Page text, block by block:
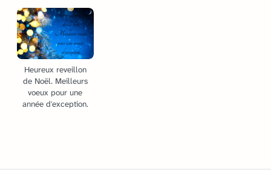
Heureux reveillon
de Noël. Meilleurs
voeux pour une
année d'exception.